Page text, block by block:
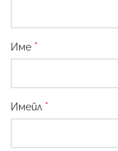
Име *
Имейл *